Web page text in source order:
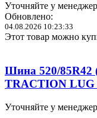
Уточняйте у
Обновлено:
04.08.2026 10:23:33
Этот товар можно
Шина 520/85R42
TRACTION LUG
Уточняйте у